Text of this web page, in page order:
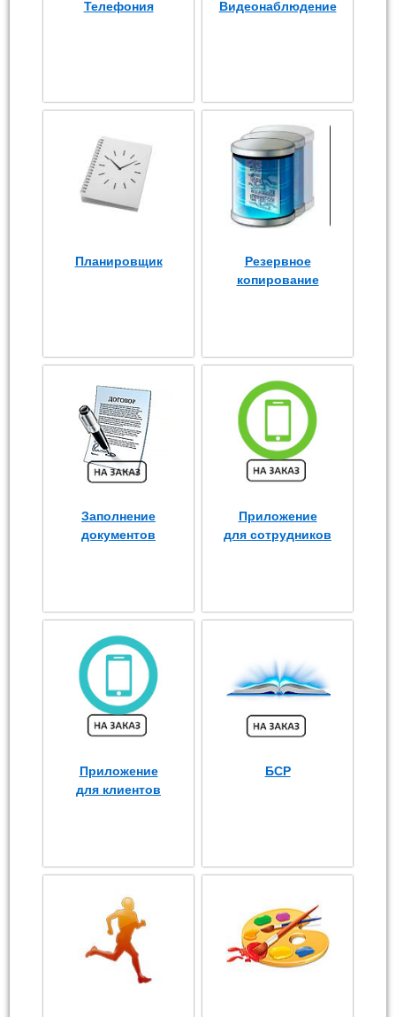
Телефония Видеонаблюдение
Планировщик
Резервное
копирование
Заполнение
документов
Приложение
для сотрудников
Приложение
для клиентов
БСР